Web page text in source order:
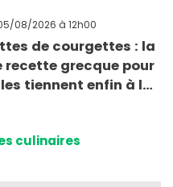
08/2026 à 12h00
de courgettes : la
recette grecque pour
tiennent enfin à la
culinaires